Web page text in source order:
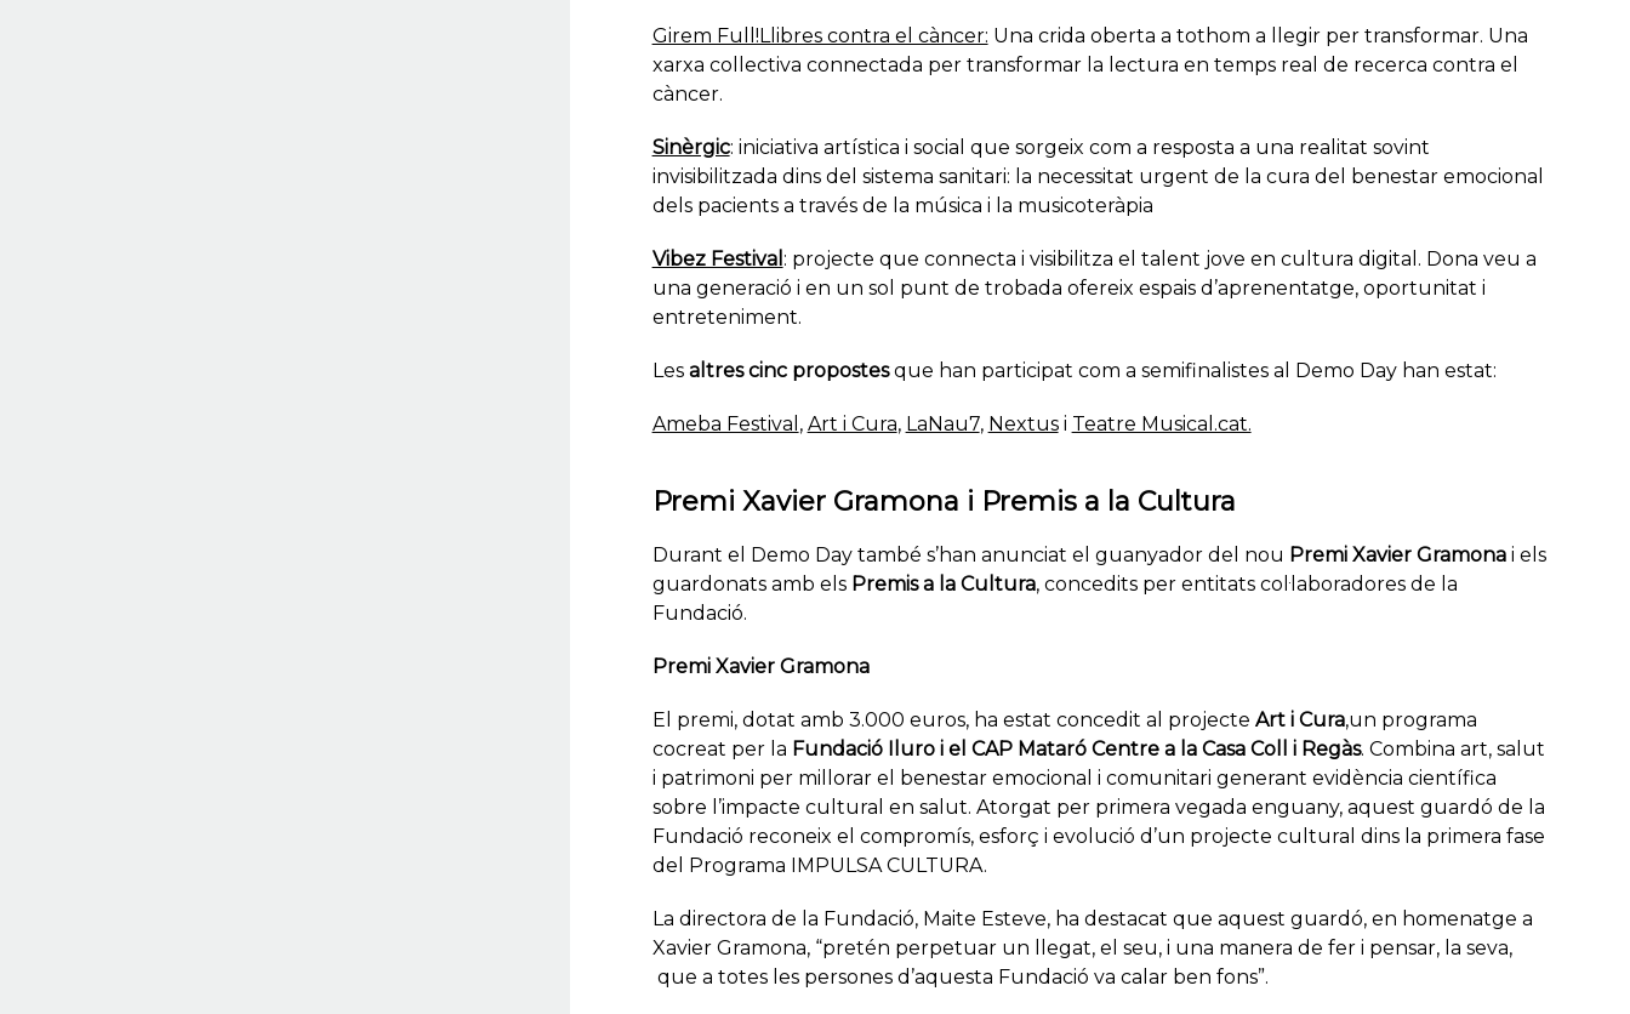
Girem Full!Llibres contra el càncer: Una crida oberta a tothom a llegir per transformar. Una
xarxa collectiva connectada per transformar la lectura en temps real de recerca contra el
càncer.
Sinèrgic: iniciativa artística i social que sorgeix com a resposta a una realitat sovint
invisibilitzada dins del sistema sanitari: la necessitat urgent de la cura del benestar emocional
dels pacients a través de la música i la musicoteràpia
Vibez Festival : projecte que connecta i visibilitza el talent jove en cultura digital. Dona veu a
una generació i en un sol punt de trobada ofereix espais d’aprenentatge, oportunitat i
entreteniment.
Lesaltres cinc propostesque han participat com a semifinalistes al Demo Dayhan estat:
Ameba Festival , Art i Cura, LaNau7, Nextusi Teatre Musical.cat.
Premi Xavier Gramona i Premis a la Cultura
Durant el Demo Daytambé s’han anunciat el guanyador del nou Premi Xavier Gramonai els
guardonats amb els Premis a la Cultura, concedits per entitats col·laboradores de la
Fundació.
Premi Xavier Gramona
El premi, dotat amb 3.000 euros, ha estat concedit al projecte Art i Cura,un programa
cocreat per la Fundació Iluro i el CAP Mataró Centre a la Casa Coll i Regàs. Combina art, salut
i patrimoni per millorar el benestar emocional i comunitari generant evidència científica
sobre l’impacte cultural en salut. Atorgat per primera vegada enguany, aquest guardó de la
Fundació reconeix el compromís, esforç i evolució d’un projecte cultural dins la primera fase
del Programa IMPULSA CULTURA.
La directora de la Fundació, Maite Esteve, ha destacat que aquest guardó, en homenatge a
Xavier Gramona, “pretén perpetuar un llegat, el seu, i una manera de fer i pensar, la seva,
que a totes les persones d’aquesta Fundació va calar ben fons”.